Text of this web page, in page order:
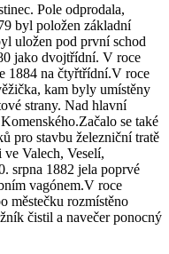
Pole odprodala,
byl položen základní
uložen pod první schod
jako dvojtřídní. V roce
1884 na čtyřtřídní.V roce
kam byly umístěny
strany. Nad hlavní
se také
pro stavbu železniční tratě
Valech, Veselí,
srpna 1882 jela poprvé
vagónem.V roce
městečku rozmístěno
čistil a navečer ponocný